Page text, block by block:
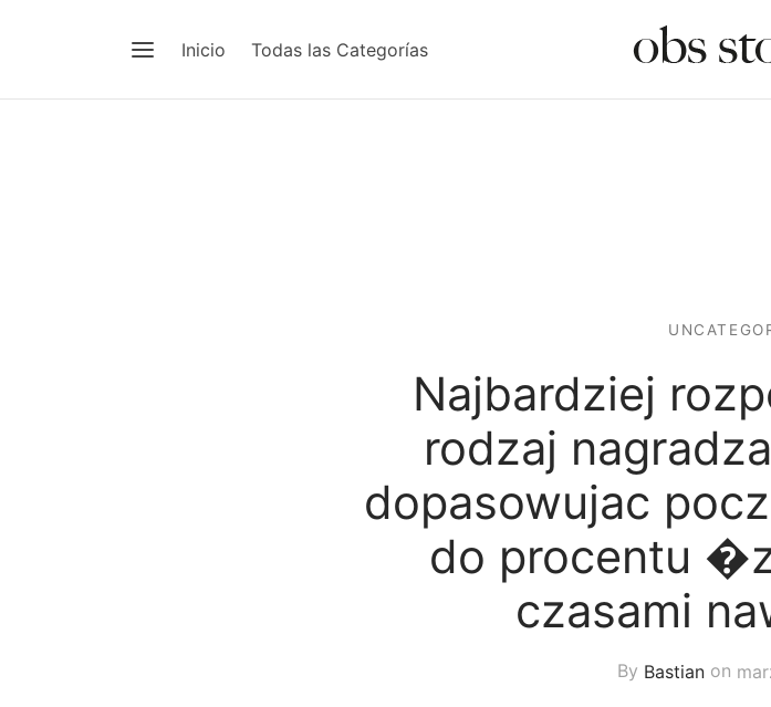
Inicio Todas las Categorías
Najbardziej
rodzaj
dopasowujac
do procentu
czasami
By Bastianon